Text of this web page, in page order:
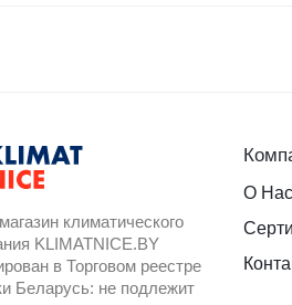
климатического
KLIMATNICE.BY
в Торговом реестре
Беларусь: не подлежит
О Нас